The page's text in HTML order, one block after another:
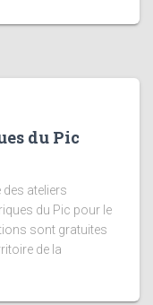
du Pic
ateliers
du Pic pour le
sont gratuites
de la